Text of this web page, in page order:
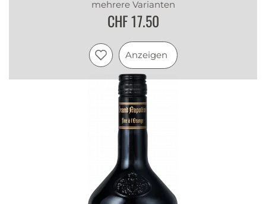
mehrere Varianten
CHF 17.50
Anzeigen